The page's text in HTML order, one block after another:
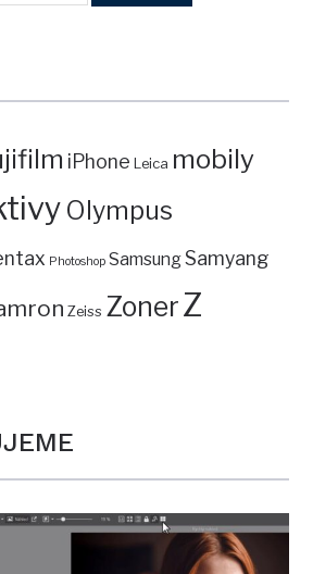
iPhone Leica mobily
Olympus
Photoshop SamsungSamyang
Zeiss ZonerZ